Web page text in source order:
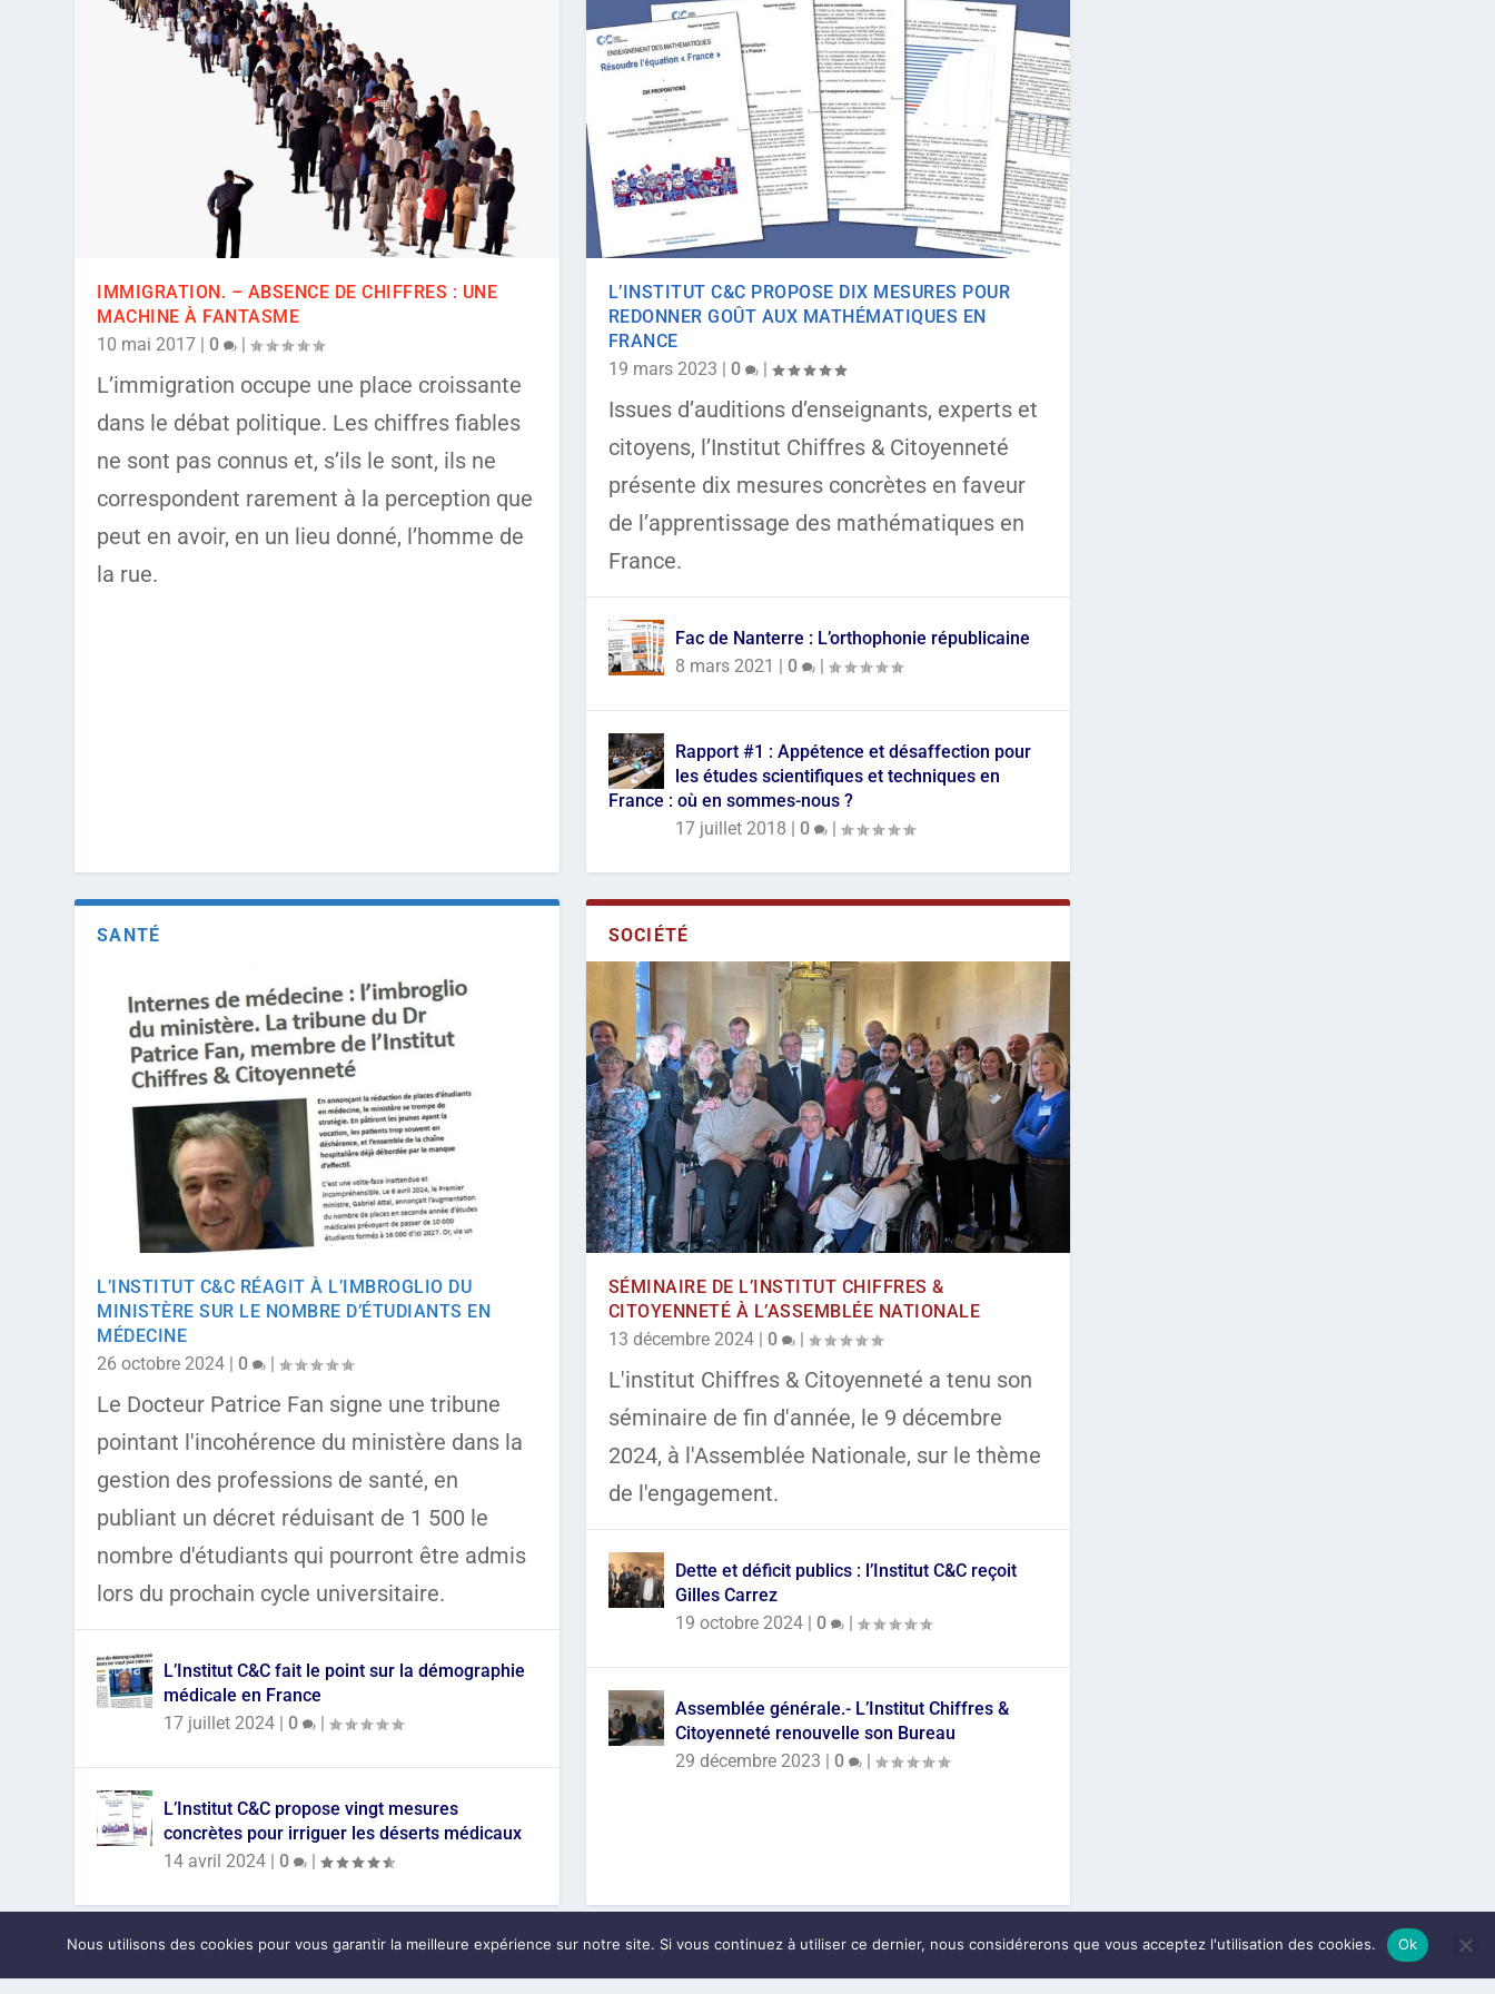
IMMIGRATION. – ABSENCE DE CHIFFRES : UNE
MACHINE À FANTASME
10 mai 2017 |0 |
L’immigration occupe une place croissante
dans le débat politique. Les chiffres fiables
ne sont pas connus et, s’ils le sont, ils ne
correspondent rarement à la perception que
peut en avoir, en un lieu donné, l’homme de
la rue.
L’INSTITUT C&C PROPOSE DIX MESURES POUR
REDONNER GOÛT AUX MATHÉMATIQUES EN
FRANCE
19 mars 2023
0 |
Issues d’auditions d’enseignants, experts et
citoyens, l’Institut Chiffres & Citoyenneté
présente dix mesures concrètes en faveur
de l’apprentissage des mathématiques en
France.
Fac de Nanterre : L’orthophonie républicaine
8 mars 2021
0 |
Rapport #1 : Appétence et désaffection pour
les études scientifiques et techniques en
France : où en sommes-nous ?
17 juillet 2018
0 |
SANTÉ
L’INSTITUT C&C RÉAGIT À L’IMBROGLIO DU
MINISTÈRE SUR LE NOMBRE D’ÉTUDIANTS EN
MÉDECINE
26 octobre 2024 |0 |
Le Docteur Patrice Fan signe une tribune
pointant l'incohérence du ministère dans la
gestion des professions de santé, en
publiant un décret réduisant de 1 500 le
nombre d'étudiants qui pourront être admis
lors du prochain cycle universitaire.
L’Institut C&C fait le point sur la démographie
médicale en France
17 juillet 2024 |0 |
L’Institut C&C propose vingt mesures
concrètes pour irriguer les déserts médicaux
14 avril 2024 |0 |
SOCIÉTÉ
SÉMINAIRE DE L’INSTITUT CHIFFRES &
CITOYENNETÉ À L’ASSEMBLÉE NATIONALE
13 décembre 2024| 0 |
L'institut Chiffres & Citoyenneté a tenu son
séminaire de fin d'année, le 9 décembre
2024, à l'Assemblée Nationale, sur le thème
de l'engagement.
Dette et déficit publics : l’Institut C&C reçoit
Gilles Carrez
19 octobre 2024| 0 |
Assemblée générale.- L’Institut Chiffres &
Citoyenneté renouvelle son Bureau
29 décembre 2023 | 0 |
Conçu parElegant Themes| Propulsé parWordPress
Nous utilisons des cookies pour vous garantir la meilleure expérience sur notre site. Si vous continuez à utiliser ce dernier, nous considérerons que vous acceptez l'utilisation des cookies. Ok